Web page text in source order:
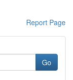
Report Page
Go